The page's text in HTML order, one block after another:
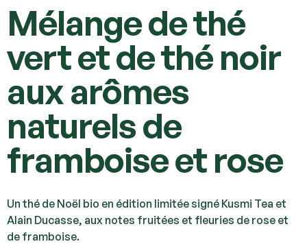
Mélange de thé
vert et de thé noir
aux arômes
naturels de
framboise et rose
Un thé de Noël bio en édition limitée signé Kusmi Tea et
Alain Ducasse, aux notes fruitées et fleuries de rose et
de framboise.